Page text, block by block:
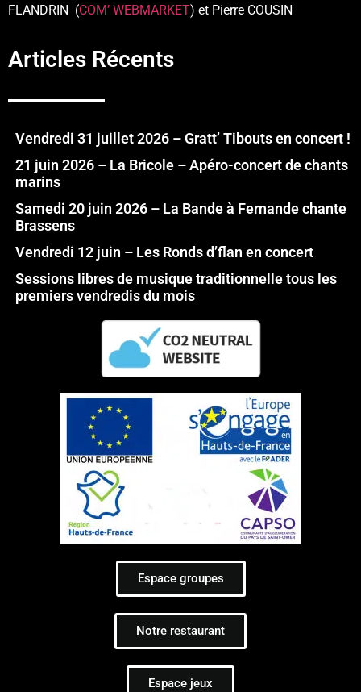
FLANDRIN (COM’ WEBMARKET) et Pierre COUSIN
Articles Récents
Vendredi 31 juillet 2026 – Gratt’ Tibouts en concert !
21 juin 2026 – La Bricole – Apéro-concert de chants
marins
Samedi 20 juin 2026 – La Bande à Fernande chante
Brassens
Vendredi 12 juin – Les Ronds d’flan en concert
Sessions libres de musique traditionnelle tous les
premiers vendredis du mois
Espace groupes
Notre restaurant
Espace jeux